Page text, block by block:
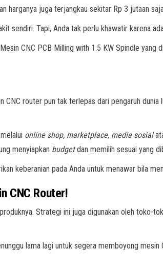
harganya juga terjangkau sekitar Rp 3 jutaan
sendiri. Tapi, Anda tak perlu khawatir karena
CNC PCB Milling with 1.5 KW Spindle yang
CNC router pun tak terlepas dari pengaruh
online shop, marketplace, media sosial
menyiapkan budgetdan memilih sesuai yang
keberanian pada Anda untuk menawar bila
CNC Router!
Strategi ini juga digunakan oleh toko-
lama lagi untuk segera memboyong